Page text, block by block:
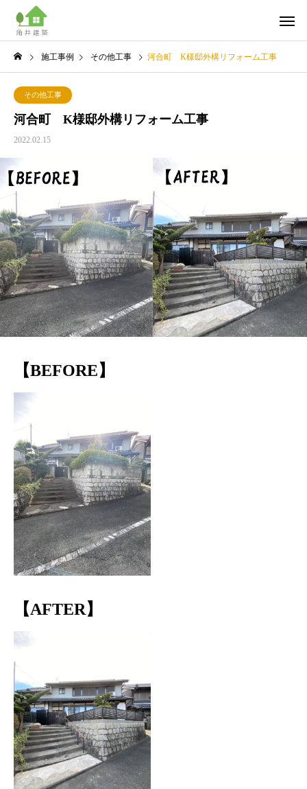
施工事例 その他工事 河合町 K様邸外構リフォーム工事
その他工事
河合町 K様邸外構リフォーム工事
2022.02.15
【BEFORE】
【AFTER】